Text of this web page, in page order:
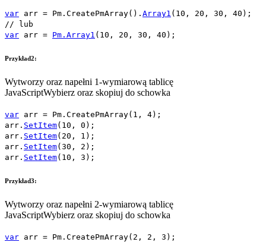
var arr = Pm.CreatePmArray(). Array1 ( 10 , 20 , 30 , 40 );
// lub
var arr = Pm.Array1 ( 10 , 20 , 30 , 40 );
Przykład2:
Wytworzy oraz napełni 1-wymiarową tablicę
JavaScriptWybierz oraz skopiuj do schowka
var arr = Pm.CreatePmArray( 1 , 4);
arr . SetItem( 10 , 0 );
arr . SetItem( 20 , 1 );
arr . SetItem( 30 , 2 );
arr . SetItem( 10 , 3 );
Przykład3:
Wytworzy oraz napełni 2-wymiarową tablicę
JavaScriptWybierz oraz skopiuj do schowka
var arr = Pm.CreatePmArray( 2 , 2 , 3 );